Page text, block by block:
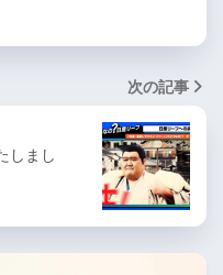
次の記事
しまし